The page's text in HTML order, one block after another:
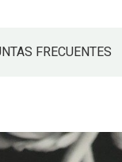
FRECUENTES